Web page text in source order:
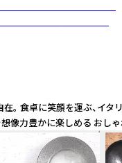
笑顔を運ぶ、イ
楽しめる おしゃ